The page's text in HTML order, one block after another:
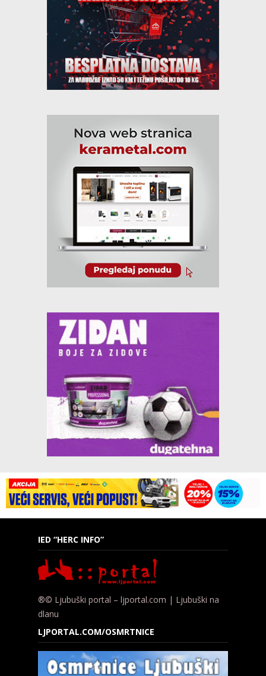
IED “HERC INFO”
®© Ljubuški portal – ljportal.com | Ljubuški na
dlanu
LJPORTAL.COM/OSMRTNICE